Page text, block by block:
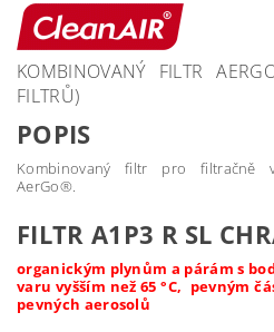
KOMBINOVANÝ FILTR
FILTRŮ)
POPIS
Kombinovaný filtr pro filtračně
AerGo®.
FILTR A1P3 R SL
organickým plynům a párám s
varu vyšším než 65 °C, pevným
pevných aerosolů